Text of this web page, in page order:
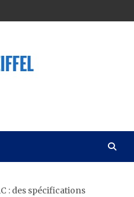
: des spécifications